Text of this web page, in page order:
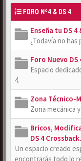
FORO Nº4 & DS 4
Enseña tu DS 4
¿Todavía no
Foro Nuevo DS
Espacio
4.
Zona Técnico-
Zona mecánica
Bricos,
DS 4 Crossback.
Un espacio creado
encontrarás todo lo